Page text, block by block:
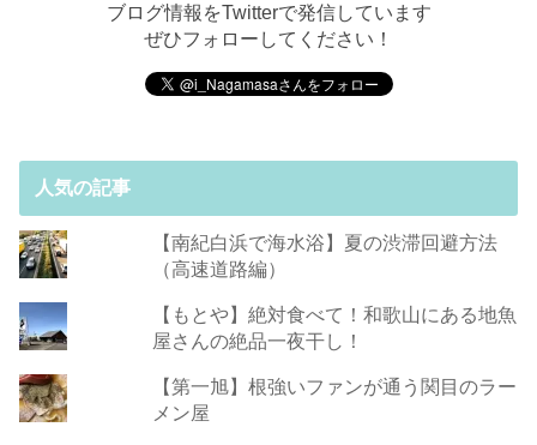
ブログ情報をTwitterで発信しています
ぜひフォローしてください！
人気の記事
【南紀白浜で海水浴】夏の渋滞回避方法
（高速道路編）
【もとや】絶対食べて！和歌山にある地魚
屋さんの絶品一夜干し！
【第一旭】根強いファンが通う関目のラー
メン屋